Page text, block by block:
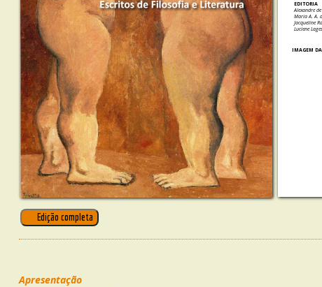
EDITORIA
Alexandre
Maria A. A.
Jacqueline
Luciene
IMAGEM
Edição completa
Apresentação